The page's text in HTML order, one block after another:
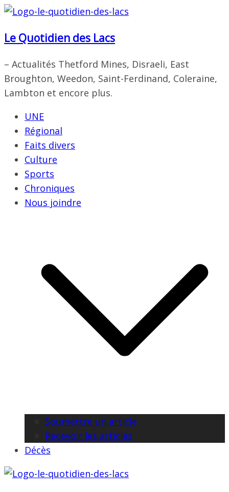
Passer
contenu
Le Quotidien des Lacs
– Actualités Thetford Mines, Disraeli, East
Broughton, Weedon, Saint-Ferdinand, Coleraine,
Lambton et encore plus.
UNE
Régional
Faits divers
Culture
Sports
Chroniques
Nous joindre
Soumettre un article
Recevoir les articles
Décès